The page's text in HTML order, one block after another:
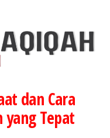
dan Cara
Tepat